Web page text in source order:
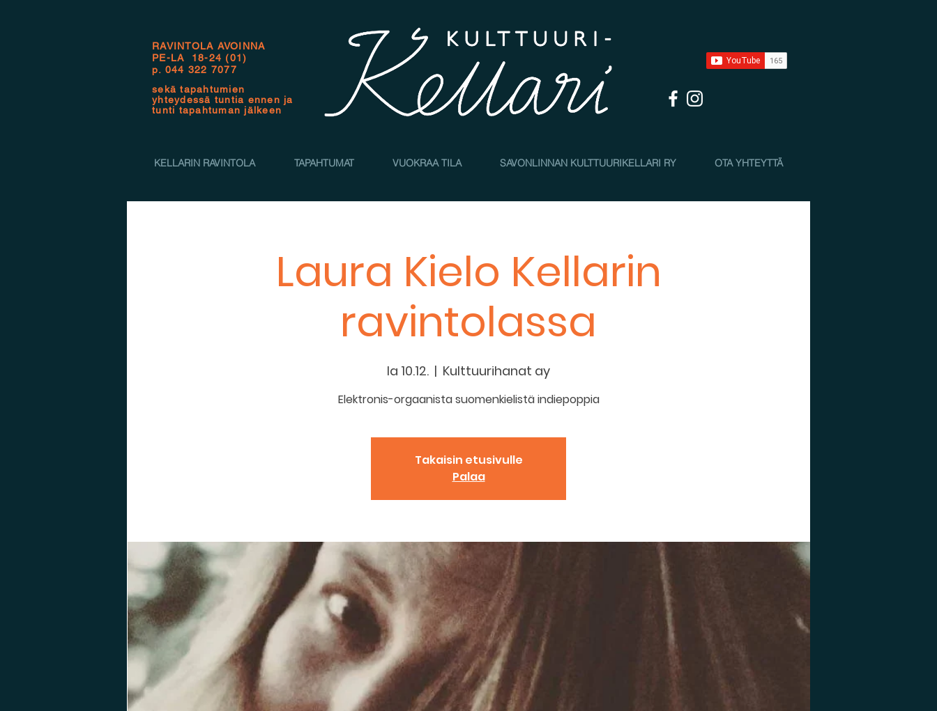
RAVINTOLA AVOINNA
PE-LA 18-24 (01)
p. 044 322 7077
sekä tapahtumien
yhteydessä tuntia ennen ja
tunti tapahtuman jälkeen
KELLARIN RAVINTOLA TAPAHTUMAT VUOKRAA TILA SAVONLINNAN KULTTUURIKELLARI RY OTA YHTEYTTÄ
Laura Kielo Kellarin
ravintolassa
la 10.12.
  |
Kulttuurihanat ay
Elektronis-orgaanista suomenkielistä indiepoppia
Takaisin etusivulle
Palaa